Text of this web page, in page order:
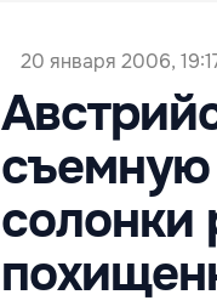
20 января 2006,
съемную
солонки